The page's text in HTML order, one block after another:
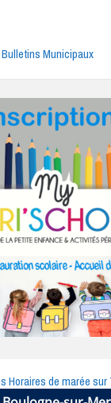
Municipaux
Horaires de marée sur